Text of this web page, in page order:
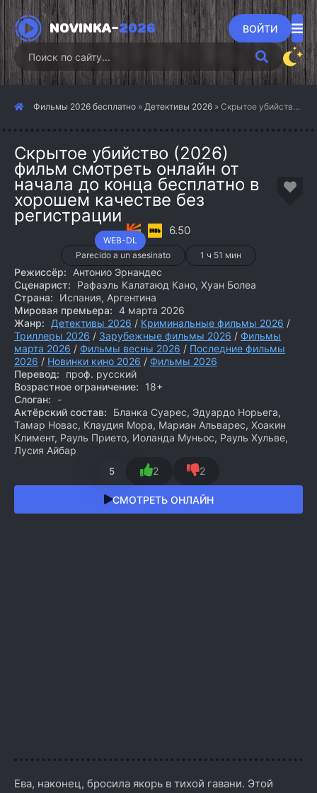
NOVINKA-2026 ВОЙТИ
Фильмы 2026 бесплатно » Детективы 2026 » Скрытое убийство (2026)
Скрытое убийство (2026)
фильм смотреть онлайн от
начала до конца бесплатно в
хорошем качестве без
регистрации
WEB-DL
6.50
Parecido a un asesinato 1 ч 51 мин
Режиссёр:
Антонио Эрнандес
Сценарист:
Рафаэль Калатаюд Кано, Хуан Болеа
Страна:
Испания, Аргентина
Мировая премьера: 4 марта 2026
Жанр:
Детективы 2026 / Криминальные фильмы 2026 /
Триллеры 2026 / Зарубежные фильмы 2026 / Фильмы
марта 2026 / Фильмы весны 2026 / Последние фильмы
2026 / Новинки кино 2026 / Фильмы 2026
Перевод:
проф. русский
Возрастное ограничение:
18+
Слоган:
-
Актёрский состав:
Бланка Суарес, Эдуардо Норьега,
Тамар Новас, Клаудия Мора, Мариан Альварес, Хоакин
Климент, Рауль Прието, Иоланда Муньос, Рауль Хульве,
Лусия Айбар
5 2 2
СМОТРЕТЬ ОНЛАЙН
Ева, наконец, бросила якорь в тихой гавани. Этой